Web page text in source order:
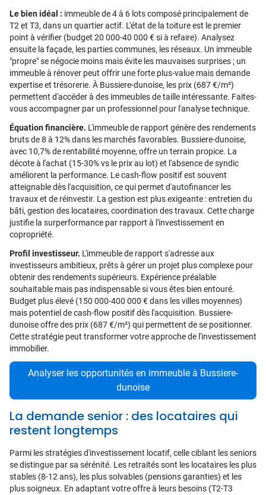
Le bien idéal : immeuble de 4 à 6 lots composé principalement de
T2 et T3, dans un quartier actif. L'état de la toiture est le premier
point à vérifier (budget 20 000-40 000 € si à refaire). Analysez
ensuite la façade, les parties communes, les réseaux. Un immeuble
"propre" se négocie moins mais évite les mauvaises surprises ; un
immeuble à rénover peut offrir une forte plus-value mais demande
expertise et trésorerie. À Bussiere-dunoise, les prix (687 €/m²)
permettent d'accéder à des immeubles de taille intéressante. Faites-
vous accompagner par un professionnel pour l'analyse technique.
Équation financière. L'immeuble de rapport génère des rendements
bruts de 8 à 12% dans les marchés favorables. Bussiere-dunoise,
avec 10,7% de rentabilité moyenne, offre un terrain propice. La
décote à l'achat (15-30% vs le prix au lot) et l'absence de syndic
améliorent la performance. Le cash-flow positif est souvent
atteignable dès l'acquisition, ce qui permet d'autofinancer les
travaux et de réinvestir. La gestion est plus exigeante : entretien du
bâti, gestion des locataires, coordination des travaux. Cette charge
justifie la surperformance par rapport à l'investissement en
copropriété.
Profil investisseur. L'immeuble de rapport s'adresse aux
investisseurs ambitieux, prêts à gérer un projet plus complexe pour
obtenir des rendements supérieurs. Expérience préalable
souhaitable mais pas indispensable si vous êtes bien entouré.
Budget plus élevé (150 000-400 000 € dans les villes moyennes)
mais potentiel de cash-flow positif dès l'acquisition. Bussiere-
dunoise offre des prix (687 €/m²) qui permettent de se positionner.
Cette stratégie peut transformer votre approche de l'investissement
immobilier.
Analyser les opportunités en immeuble à Bussiere-
dunoise
La demande senior : des locataires qui
restent longtemps
Parmi les stratégies d'investissement locatif, celle ciblant les seniors
se distingue par sa sérénité. Les retraités sont les locataires les plus
stables (8-12 ans), les plus solvables (pensions garanties) et les
plus soigneux. En adaptant votre offre à leurs besoins (T2-T3